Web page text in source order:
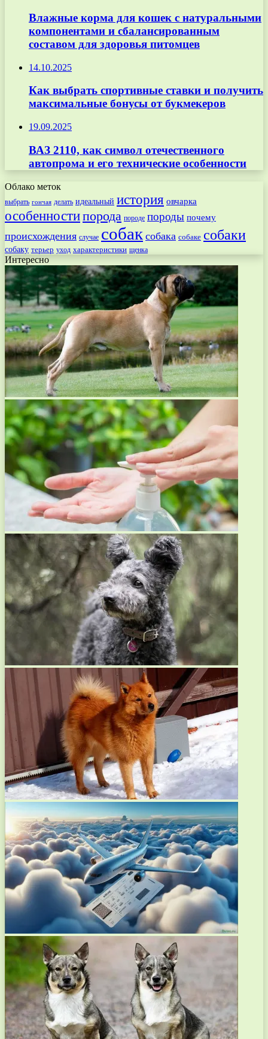
Влажные корма для кошек с натуральными
компонентами и сбалансированным
составом для здоровья питомцев
14.10.2025
Как выбрать спортивные ставки и получить
максимальные бонусы от букмекеров
19.09.2025
ВАЗ 2110, как символ отечественного
автопрома и его технические особенности
Облако меток
выбрать гончая делать идеальный история овчарка
особенностипорода породе породы почему
происхождения случае собак собака собаке собаки
собаку терьер уход характеристики щенка
Интересно